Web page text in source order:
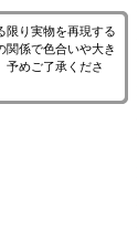
限り実物を再現する
関係で色合いや大き
予めご了承くださ